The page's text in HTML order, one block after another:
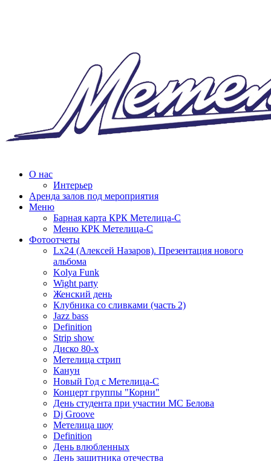
О нас
Интерьер
Аренда залов под мероприятия
Меню
Барная карта КРК Метелица-С
Меню КРК Метелица-С
Фотоотчеты
Lx24 (Алексей Назаров). Презентация нового
альбома
Kolya Funk
Wight party
Женский день
Клубника со сливками (часть 2)
Jazz bass
Definition
Strip show
Диско 80-х
Метелица стрип
Канун
Новый Год с Метелица-С
Концерт группы "Корни"
День студента при участии МС Белова
Dj Groove
Метелица шоу
Definition
День влюбленных
День защитника отечества